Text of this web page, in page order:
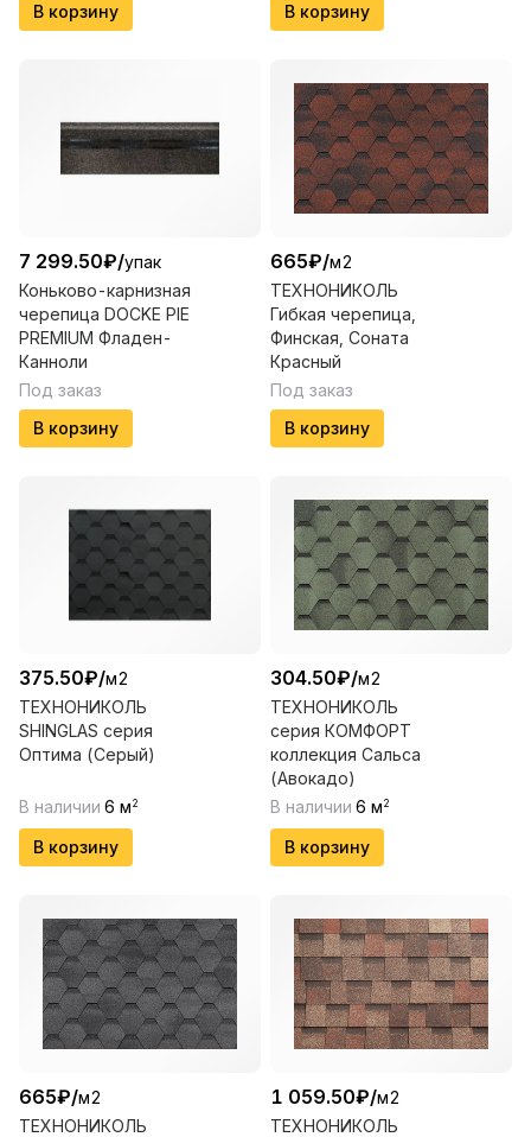
В корзину
В корзину
7 299.50₽/упак
Коньково-карнизная
черепица DOCKE PIE
PREMIUM Фладен-
Канноли
Под заказ
В корзину
665₽/м2
ТЕХНОНИКОЛЬ
Гибкая черепица,
Финская, Соната
Красный
Под заказ
В корзину
375.50₽/м2
ТЕХНОНИКОЛЬ
SHINGLAS серия
Оптима (Серый)
В наличии 6 м 2
В корзину
304.50₽/м2
ТЕХНОНИКОЛЬ
серия КОМФОРТ
коллекция Сальса
(Авокадо)
В наличии 6 м 2
В корзину
665₽/м2
ТЕХНОНИКОЛЬ
1 059.50₽/м2
ТЕХНОНИКОЛЬ